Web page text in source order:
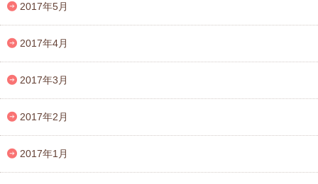
2017年5月
2017年4月
2017年3月
2017年2月
2017年1月